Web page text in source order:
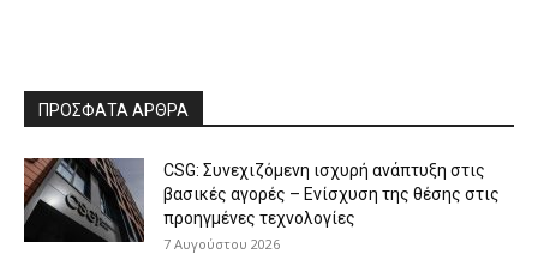
ΠΡΟΣΦΑΤΑ ΑΡΘΡΑ
CSG: Συνεχιζόμενη ισχυρή ανάπτυξη στις
βασικές αγορές – Ενίσχυση της θέσης στις
προηγμένες τεχνολογίες
7 Αυγούστου 2026